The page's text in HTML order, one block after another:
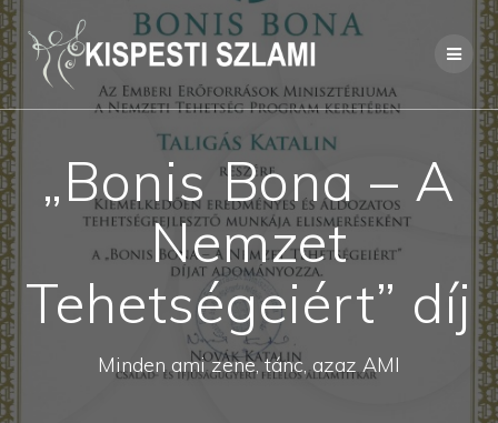
Skip
to
content
„Bonis Bona – A
Nemzet
Tehetségeiért” díj
Minden ami zene, tánc, azaz AMI